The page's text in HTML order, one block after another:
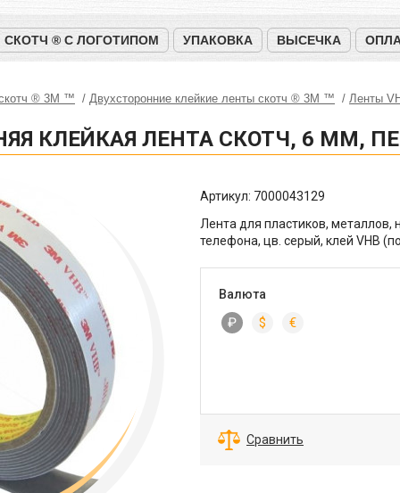
СКОТЧ ® С ЛОГОТИПОМ УПАКОВКА ВЫСЕЧКА
® 3M ™ Двухсторонние клейкие ленты скотч ® 3M ™ Ленты
КЛЕЙКАЯ ЛЕНТА СКОТЧ, 6 ММ,
Артикул: 7000043129
Лента для пластиков, металлов,
телефона, цв. серый, клей VHB
Валюта
₽ $ €
Сравнить